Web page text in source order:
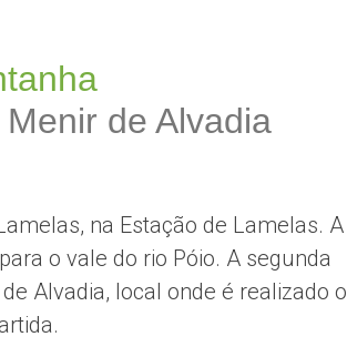
de Alvadia
na Estação de Lamelas. A
o vale do rio Póio. A segunda
Alvadia, local onde é realizado o